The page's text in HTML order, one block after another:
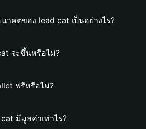
าคตของ lead cat เป็นอย่างไร?
จะขึ้นหรือไม่?
ฟรีหรือไม่?
มีมูลค่าเท่าไร?